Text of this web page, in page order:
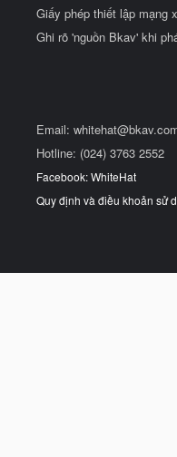
Giấy phép thiết lập mạng
Ghi rõ 'nguồn Bkav' khi
Email:
Hotline: (024) 3763 2552
Facebook: WhiteHat
Quy định và điều khoản sử